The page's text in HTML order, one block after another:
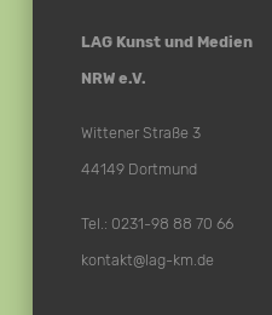
LAG Kunst und Medien
NRW e.V.
Wittener Straße 3
44149 Dortmund
Tel.: 0231-98 88 70 66
kontakt@lag-km.de